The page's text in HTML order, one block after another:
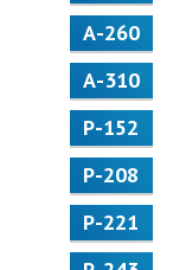
А-260
А-310
Р-152
Р-208
Р-221